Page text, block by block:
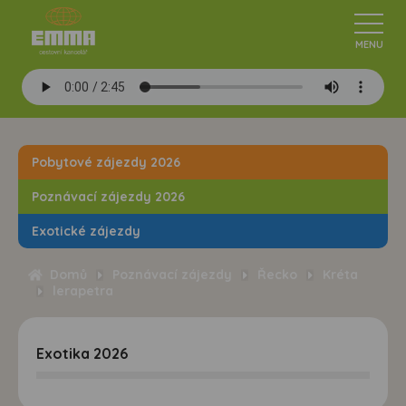
Pobytové zájezdy 2026
Poznávací zájezdy 2026
Exotické zájezdy
Exotika 2026